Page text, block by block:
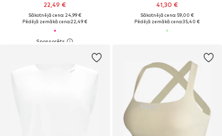
22,49 €
Sākotnējā cena: 24,99 €
Pēdējā zemākā cena:22,49 €
41,30 €
Sākotnējā cena: 59,00 €
Pēdējā zemākā cena:35,40 €